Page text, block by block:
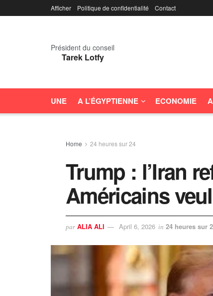
Afficher Politique de confidentialité Contact
Président du conseil
Tarek Lotfy
UNE A L’ÉGYPTIENNE ECONOMIE
Home 24 heures sur 24
Trump : l’Iran
Américains
par ALIA ALI April 6, 2026 in 24 heures sur